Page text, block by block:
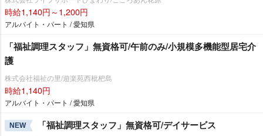
時給1,140円～1,200円
アルバイト・パート / 愛知県
「福祉調理スタッフ」無資格可/午前のみ/小規模多機能型居宅介
護
株式会社福祉の里/遊楽苑西枇杷島
時給1,140円
アルバイト・パート / 愛知県
NEW 「福祉調理スタッフ」無資格可/デイサービス